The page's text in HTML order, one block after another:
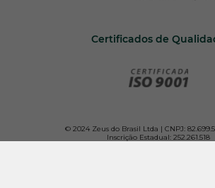
Certificados de
© 2024 Zeus do Brasil Ltda | CNPJ:
Inscrição Estadual: 252.261.518